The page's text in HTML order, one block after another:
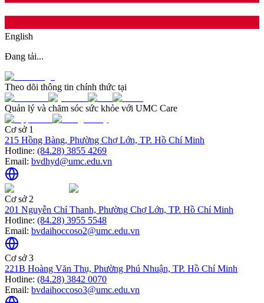
English
Đang tải...
Theo dõi thông tin chính thức tại
Quản lý và chăm sóc sức khỏe với UMC Care
Cơ sở 1
215 Hồng Bàng, Phường Chợ Lớn, TP. Hồ Chí Minh
Hotline: (84.28) 3855 4269
Email: bvdhyd@umc.edu.vn
Cơ sở 2
201 Nguyễn Chí Thanh, Phường Chợ Lớn, TP. Hồ Chí Minh
Hotline: (84.28) 3955 5548
Email: bvdaihoccoso2@umc.edu.vn
Cơ sở 3
221B Hoàng Văn Thụ, Phường Phú Nhuận, TP. Hồ Chí Minh
Hotline: (84.28) 3842 0070
Email: bvdaihoccoso3@umc.edu.vn